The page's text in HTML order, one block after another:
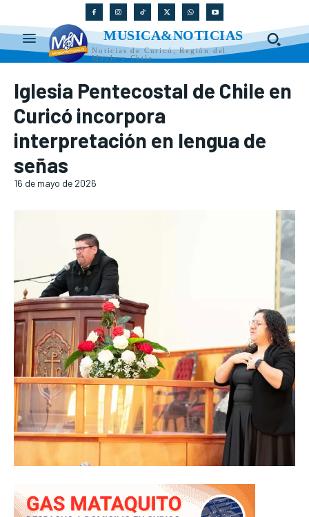
MUSICA&NOTICIAS
Noticias de Curicó, Región del
Maule y Chile
Iglesia Pentecostal de Chile en
Curicó incorpora
interpretación en lengua de
señas
16 de mayo de 2026